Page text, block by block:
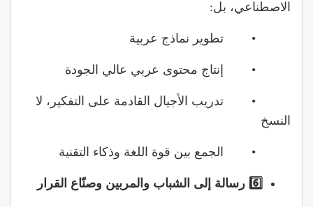
الاصطناعي، بل:
• تطوير نماذج عربية
• إنتاج محتوى عربي عالي الجودة
• تدريب الأجيال القادمة على التفكير، لا
النسخ
• الجمع بين قوة اللغة وذكاء التقنية
6️ رسالة إلى الشباب والمربين وصنّاع القرار